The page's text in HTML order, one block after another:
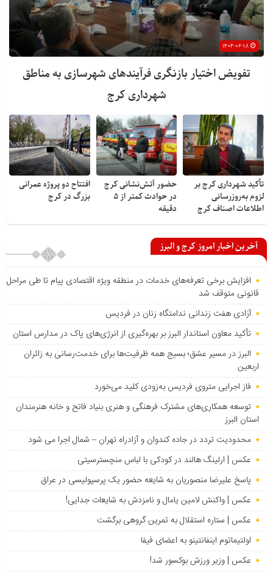
تفویض اختیار بازنگری فرآیندهای شهرسازی به مناطق
شهرداری کرج
تأکید شهرداری کرج بر
لزوم به‌روزرسانی
اطلاعات اصناف کرج
حضور آتش‌نشانی کرج
در حوادث کمتر از ۵
دقیقه
افتتاح دو پروژه عمرانی
بزرگ در کرج
آخرین اخبار امروز کرج و البرز
افزایش برخی تعرفه‌های خدمات در منطقه ویژه اقتصادی پیام تا طی مراحل
قانونی متوقف شد
آزادی هفت زندانی ندامتگاه زنان در فردیس
تأکید معاون استاندار البرز بر بهره‌گیری از انرژی‌های پاک در مدارس استان
البرز در مسیر عشق؛ بسیج همه ظرفیت‌ها برای خدمت‌رسانی به زائران
اربعین
فاز اجرایی متروی فردیس به‌زودی کلید می‌خورد
توسعه همکاری‌های مشترک فرهنگی و هنری بنیاد فاتح و خانه هنرمندان
استان البرز
محدودیت تردد در جاده کندوان و آزادراه تهران – شمال اجرا می شود
عکس | ارلینگ هالند در کودکی با لباس منچسترسیتی
پاسخ علیرضا منصوریان به شایعه حضور یک پرسپولیسی در عراق
عکس | واکنش لامین یامال و نامزدش به شایعات جدایی!
عکس | ستاره استقلال به تمرین گروهی برگشت
اولتیماتوم اینفانتینو به اعضای فیفا
عکس | وزیر ورزش بوکسور شد!